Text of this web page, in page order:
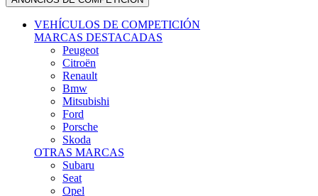
VEHÍCULOS DE COMPETICIÓN
MARCAS DESTACADAS
Peugeot
Citroën
Renault
Bmw
Mitsubishi
Ford
Porsche
Skoda
OTRAS MARCAS
Subaru
Seat
Opel
Volkswagen